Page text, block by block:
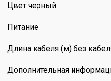
Цвет черный
Питание
Длина кабеля (м) без
Дополнительная